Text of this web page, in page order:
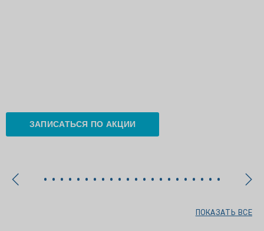
ЗАПИСАТЬСЯ ПО АКЦИИ
ПОКАЗАТЬ ВСЕ